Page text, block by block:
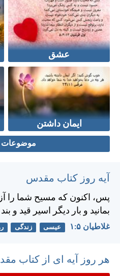
عشق
ایمان داشتن
موضوعات
آیه روز کتاب مقدس
پس، اكنون كه مسيح شما را
بمانيد و بار ديگر اسير قيد و
غلاطيان ۵:‏۱ عیسی زندگی
هر روز آیه ای از کتاب